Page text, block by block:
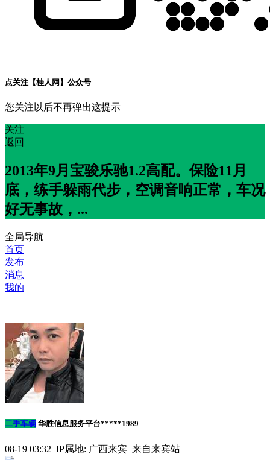
点关注【桂人网】公众号
您关注以后不再弹出这提示
关注
返回
2013年9月宝骏乐驰1.2高配。保险11月
底，练手躲雨代步，空调音响正常，车况
好无事故，...
全局导航
首页
发布
消息
我的
二手车辆 华胜信息服务平台*****1989
08-19 03:32 IP属地: 广西来宾 来自来宾站